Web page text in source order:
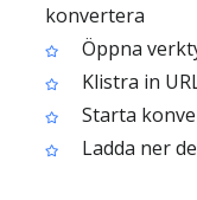
konvertera
Öppna
Klistra in
Starta
Ladda ner